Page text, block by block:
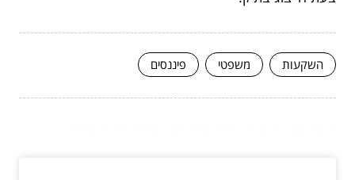
השקעות משפטי פיננסים